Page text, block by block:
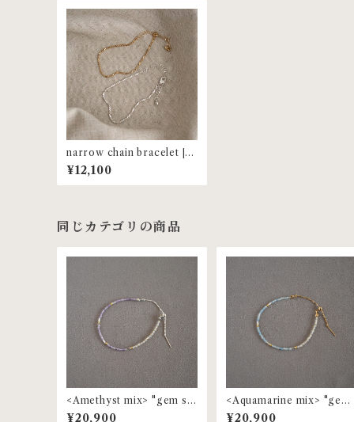
narrow chain bracelet |
MBL-34
¥12,100
同じカテゴリの商品
<Amethyst mix> "gem st
one" beaded bracelet | M
¥20,900
<Aquamarine mix> "gem
stone" beaded bracelet |
¥20,900